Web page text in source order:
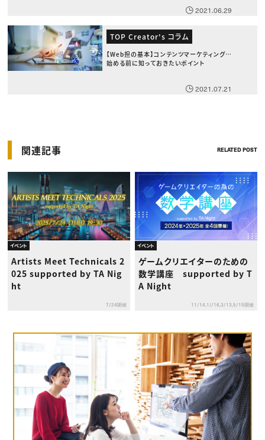
2021.06.29
TOP Creator's コラム
【Web担の基本】コンテンツマーケティングを
始める前に知っておきたいポイント
2021.07.21
関連記事 RELATED POST
イベント
Artists Meet Technicals 2
025 supported by TA Nig
ht
7/24開催
イベント
ゲームクリエイターのための
数学講座 supported by T
A Night
11/14,1//16,3/13,5/15開催